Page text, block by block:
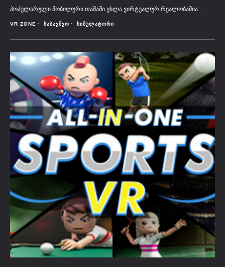
პოპულარული მობილური თამაში ეხლა ვირტუალურ რეალობაშია .
VR ZONE ᲡᲐᲑᲐᲕᲨᲕᲝ ᲡᲘᲛᲣᲚᲐᲢᲝᲠᲘ